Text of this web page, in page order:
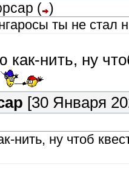
( )
ты не стал
как-нить, ну
[30 Января
нить, ну чтоб